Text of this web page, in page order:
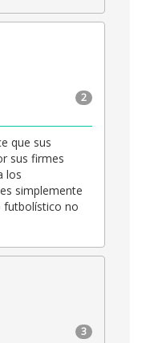
2
que sus
sus firmes
los
simplemente
futbolístico no
3